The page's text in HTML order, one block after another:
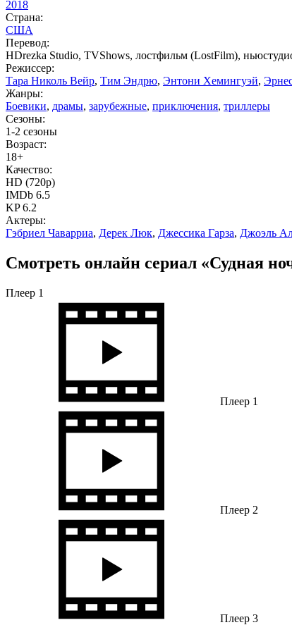
2018
Страна:
США
Перевод:
HDrezka Studio, TVShows, лостфильм (LostFilm),
Режиссер:
Тара Николь Вейр, Тим Эндрю, Энтони Хемингуэй,
Жанры:
Боевики, драмы, зарубежные, приключения, триллеры
Сезоны:
1-2 сезоны
Возраст:
18+
Качество:
HD (720p)
IMDb 6.5
KP 6.2
Актеры:
Гэбриел Чаварриа, Дерек Люк, Джессика Гарза, Джоэль
Смотреть онлайн сериал «Судная
Плеер 1
Плеер 1
Плеер 2
Плеер 3